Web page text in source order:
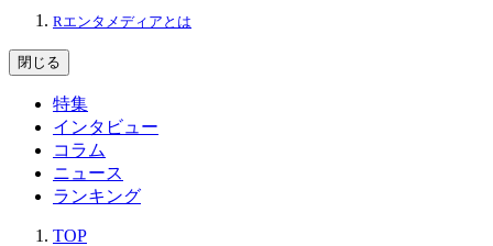
Rエンタメディアとは
閉じる
特集
インタビュー
コラム
ニュース
ランキング
TOP